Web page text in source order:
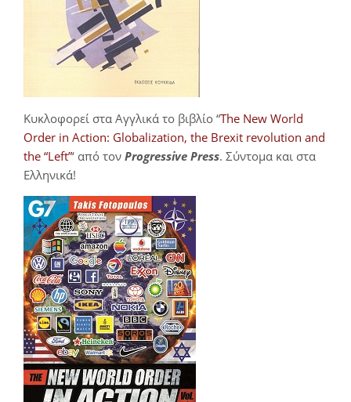
Κυκλοφορεί στα Αγγλικά το βιβλίο “The New World
Order in Action: Globalization, the Brexit revolution and
the “Left”‘ από τον Progressive Press. Σύντομα και στα
Ελληνικά!